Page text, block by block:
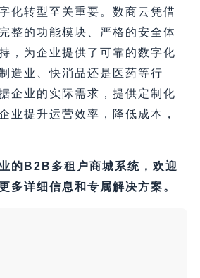
化转型至关重要。数商云凭借
整的功能模块、严格的安全体
，为企业提供了可靠的数字化
造业、快消品还是医药等行
企业的实际需求，提供定制化
业提升运营效率，降低成本，
的B2B多租户商城系统，欢迎
多详细信息和专属解决方案。